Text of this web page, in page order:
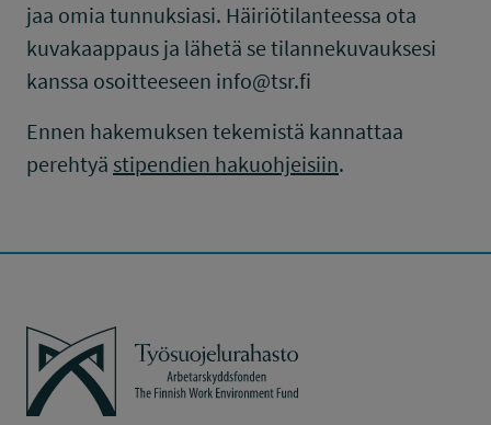
jaa omia tunnuksiasi. Häiriötilanteessa ota
kuvakaappaus ja lähetä se tilannekuvauksesi
kanssa osoitteeseen info@tsr.fi
Ennen hakemuksen tekemistä kannattaa
perehtyä stipendien hakuohjeisiin.
Työsuojelurahasto